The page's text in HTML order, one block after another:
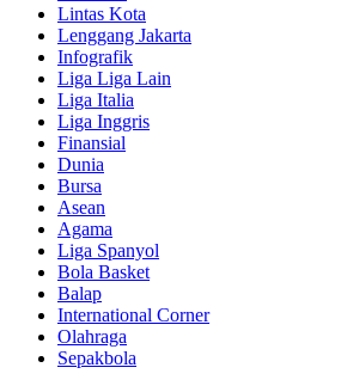
Lintas Kota
Lenggang Jakarta
Infografik
Liga Liga Lain
Liga Italia
Liga Inggris
Finansial
Dunia
Bursa
Asean
Agama
Liga Spanyol
Bola Basket
Balap
International Corner
Olahraga
Sepakbola